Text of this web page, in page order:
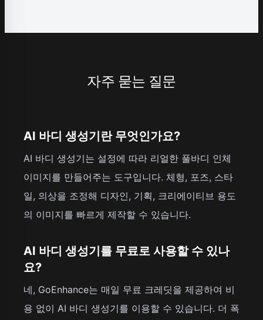
자주 묻는 질문
AI 바디 생성기란 무엇인가요?
AI 바디 생성기는 설정에 따라 리얼한 풀바디 인체
이미지를 만들어주는 도구입니다. 체형, 포즈, 스타
일, 의상을 조정해 디자인, 기획, 크리에이티브 용도
의 이미지를 빠르게 제작할 수 있습니다.
AI 바디 생성기를 무료로 사용할 수 있나
요?
네, GoEnhance는 매일 무료 크레딧을 제공하여 비
용 없이 AI 바디 생성기를 이용할 수 있습니다. 더 폭